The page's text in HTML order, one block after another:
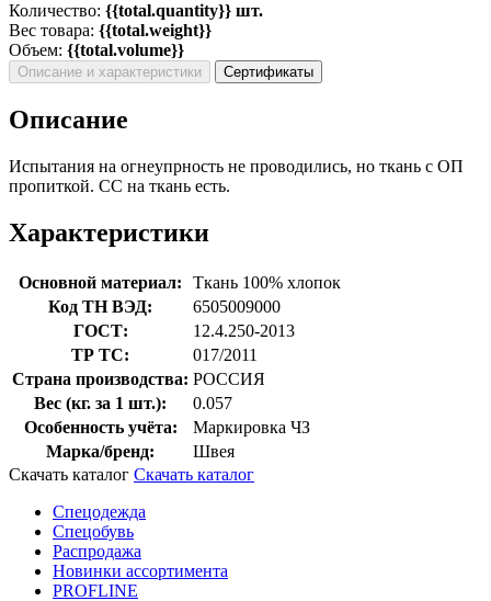
Количество: {{total.quantity}} шт.
Вес товара: {{total.weight}}
Объем: {{total.volume}}
Описание и характеристики Сертификаты
Описание
Испытания на огнеупрность не проводились, но ткань с ОП
пропиткой. СС на ткань есть.
Характеристики
Основной материал:
Ткань 100% хлопок
Код ТН ВЭД:
6505009000
ГОСТ:
12.4.250-2013
ТР ТС:
017/2011
Страна производства: РОССИЯ
Вес (кг. за 1 шт.):
0.057
Особенность учёта:
Маркировка ЧЗ
Марка/бренд:
Швея
Скачать каталог Скачать каталог
Спецодежда
Спецобувь
Распродажа
Новинки ассортимента
PROFLINE